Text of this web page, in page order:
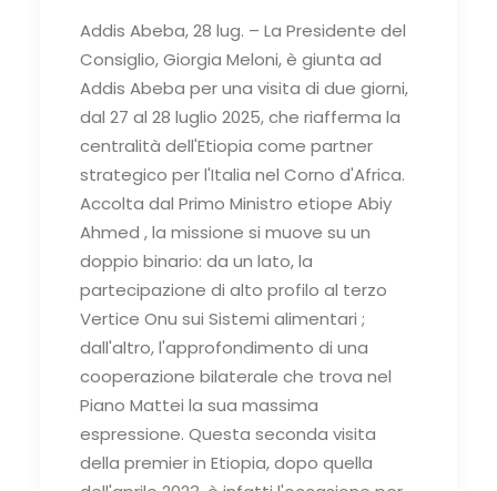
Addis Abeba, 28 lug. – La Presidente del
Consiglio, Giorgia Meloni, è giunta ad
Addis Abeba per una visita di due giorni,
dal 27 al 28 luglio 2025, che riafferma la
centralità dell'Etiopia come partner
strategico per l'Italia nel Corno d'Africa.
Accolta dal Primo Ministro etiope Abiy
Ahmed , la missione si muove su un
doppio binario: da un lato, la
partecipazione di alto profilo al terzo
Vertice Onu sui Sistemi alimentari ;
dall'altro, l'approfondimento di una
cooperazione bilaterale che trova nel
Piano Mattei la sua massima
espressione. Questa seconda visita
della premier in Etiopia, dopo quella